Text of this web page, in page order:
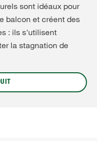
sont idéaux pour
balcon et créent des
: ils s'utilisent
la stagnation de